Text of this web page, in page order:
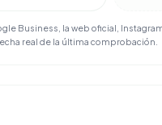
Business, la web oficial,
real de la última comprobación.